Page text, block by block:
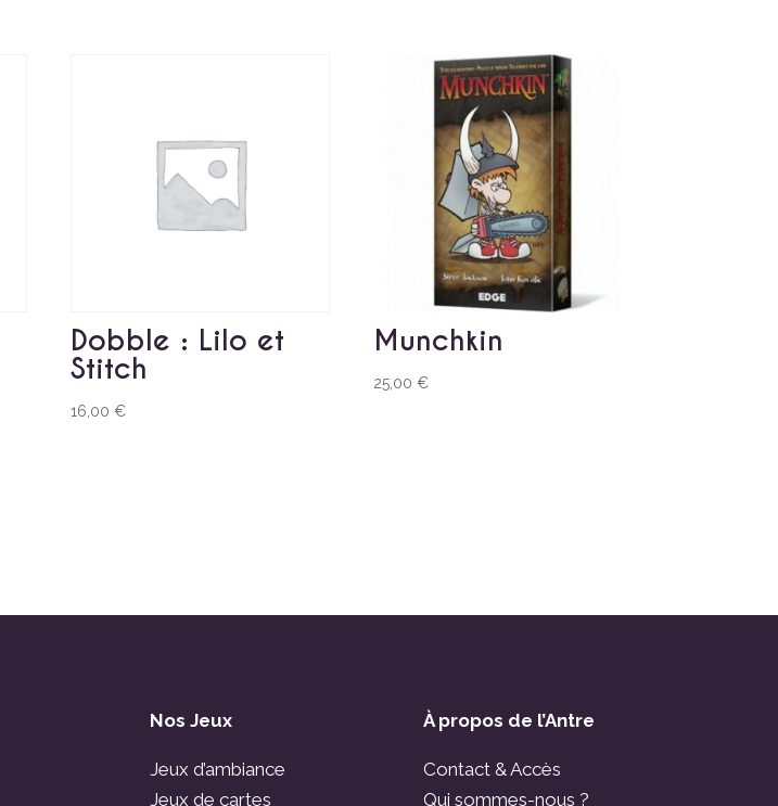
Dobble : Lilo et
Stitch
16,00€
Munchkin
25,00€
Nos Jeux
Jeux d’ambiance
Jeux de cartes
À propos de l’Antre
Contact & Accès
Qui sommes-nous ?